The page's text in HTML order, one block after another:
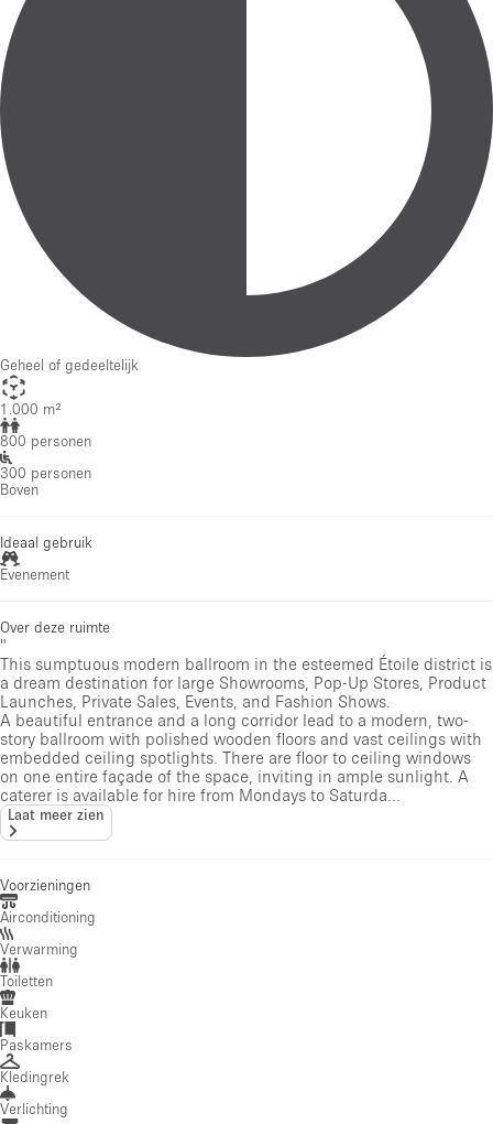
Geheel of gedeeltelijk
1.000 m²
800 personen
300 personen
Boven
Ideaal gebruik
Evenement
Over deze ruimte
"
This sumptuous modern ballroom in the esteemed Étoile district is
a dream destination for large Showrooms, Pop-Up Stores, Product
Launches, Private Sales, Events, and Fashion Shows.
A beautiful entrance and a long corridor lead to a modern, two-
story ballroom with polished wooden floors and vast ceilings with
embedded ceiling spotlights. There are floor to ceiling windows
on one entire façade of the space, inviting in ample sunlight. A
caterer is available for hire from Mondays to Saturda...
Laat meer zien
Voorzieningen
Airconditioning
Verwarming
Toiletten
Keuken
Paskamers
Kledingrek
Verlichting